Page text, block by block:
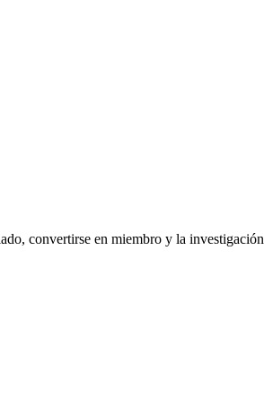
convertirse en miembro y la investigación